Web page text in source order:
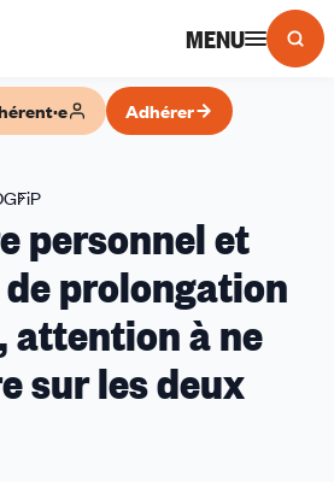
MENU
Adhérer
à
personnel
et
demande
de
personnel et
prolongation
attention à ne
sur les deux